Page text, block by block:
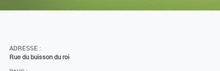
ADRESSE :
Rue du buisson du roi